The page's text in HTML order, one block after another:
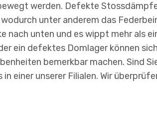
werden. Defekte
unter anderem das
nach unten und es wippt mehr als
ein defektes Domlager können
bemerkbar machen. Sind
einer unserer Filialen. Wir